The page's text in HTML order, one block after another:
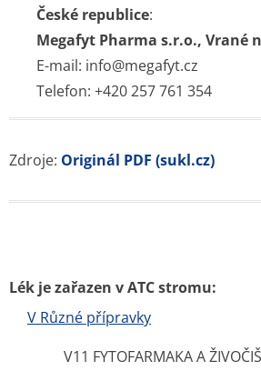
České republice:
Megafyt Pharma s.r.o., Vrané
E-mail: info@megafyt.cz
Telefon: +420 257 761 354
Zdroje: Originál PDF (sukl.cz)
Lék je zařazen v ATC stromu:
V Různé přípravky
V11 FYTOFARMAKA A